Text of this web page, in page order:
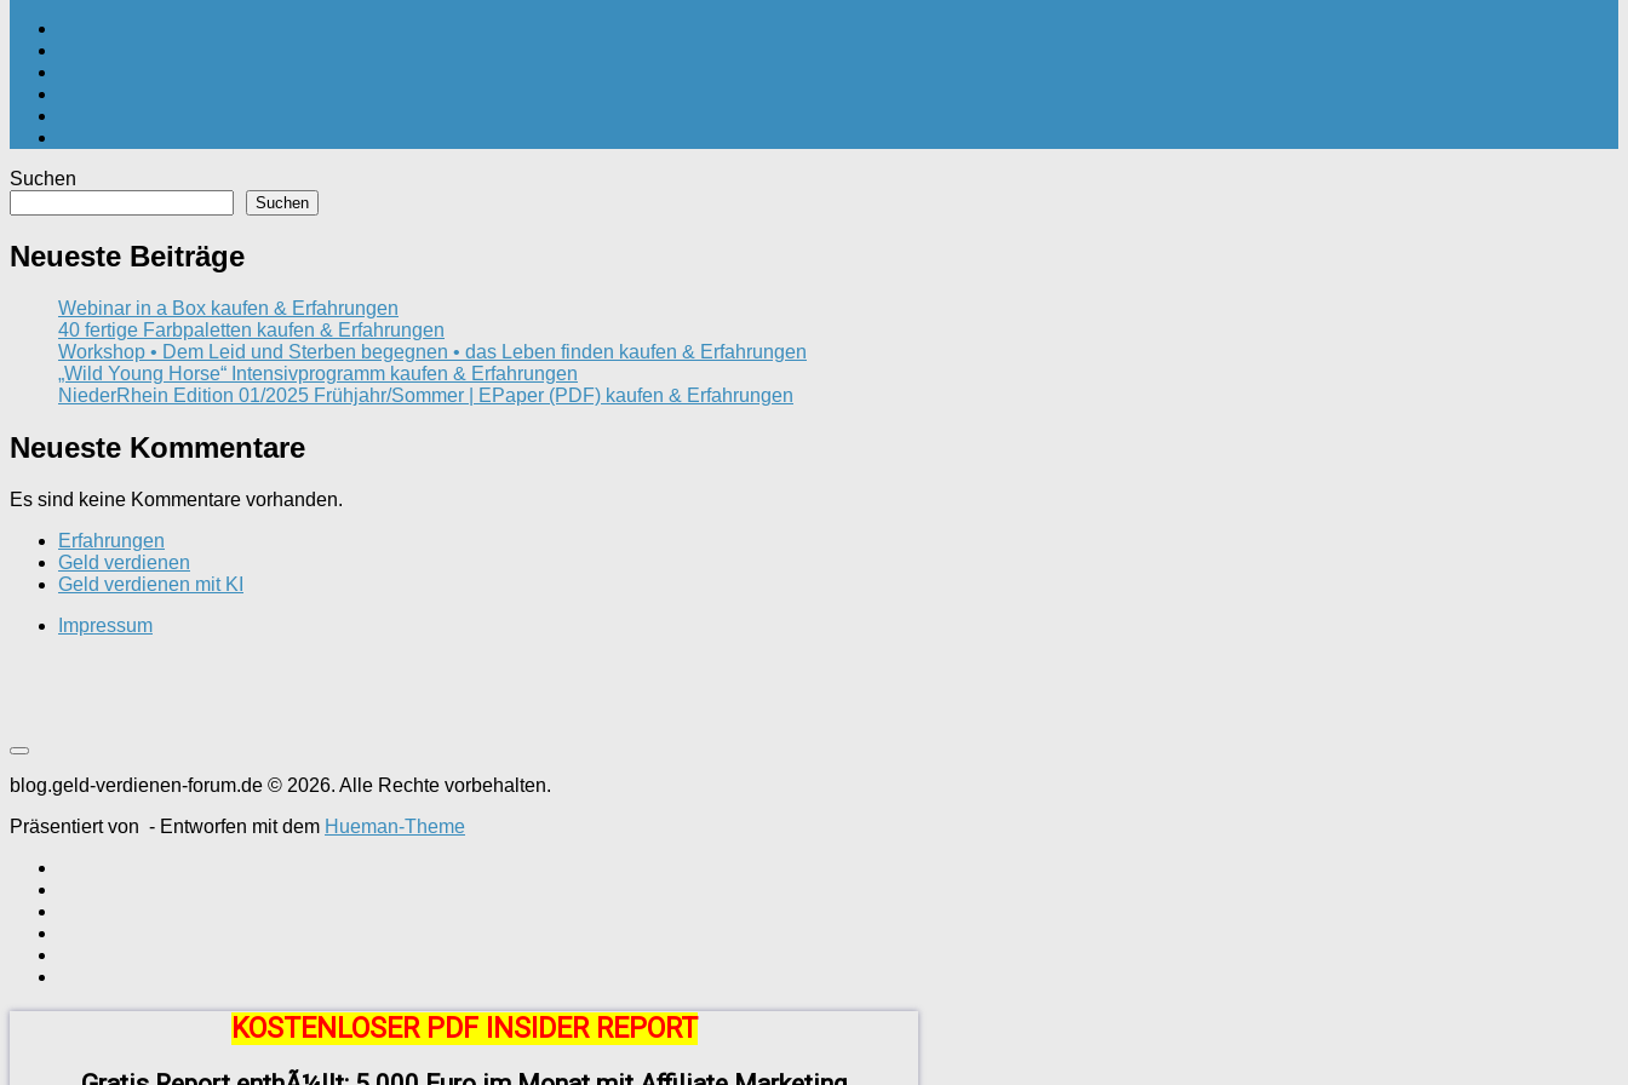
Suchen
Suchen
Neueste Beiträge
Webinar in a Box kaufen & Erfahrungen
40 fertige Farbpaletten kaufen & Erfahrungen
Workshop • Dem Leid und Sterben begegnen • das Leben finden kaufen & Erfahrungen
„Wild Young Horse“ Intensivprogramm kaufen & Erfahrungen
NiederRhein Edition 01/2025 Frühjahr/Sommer | EPaper (PDF) kaufen & Erfahrungen
Neueste Kommentare
Es sind keine Kommentare vorhanden.
Erfahrungen
Geld verdienen
Geld verdienen mit KI
Impressum
blog.geld-verdienen-forum.de © 2026. Alle Rechte vorbehalten.
Präsentiert von - Entworfen mit dem Hueman-Theme
KOSTENLOSER PDF INSIDER REPORT